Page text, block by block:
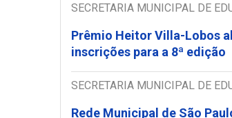
SECRETARIA MUNICIPAL DE
Prêmio Heitor Villa-Lobos
inscrições para a 8ª edição
SECRETARIA MUNICIPAL DE
Rede Municipal de São